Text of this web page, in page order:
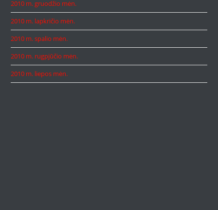
2010 m. gruodžio mėn.
2010 m. lapkričio mėn.
2010 m. spalio mėn.
2010 m. rugpjūčio mėn.
2010 m. liepos mėn.